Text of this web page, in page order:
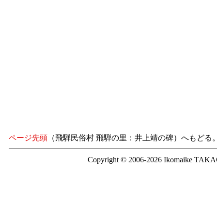
ページ先頭 （飛騨民俗村 飛騨の里：井上靖の碑）へもどる
Copyright © 2006-2026 Ikomaike